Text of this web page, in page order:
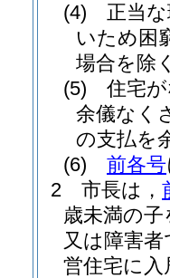
(4)
正当
いため困
場合を除
(5)
住宅
余儀なく
の支払を
(6)
前各号
2
市長は，
歳未満の
又は障害
営住宅に